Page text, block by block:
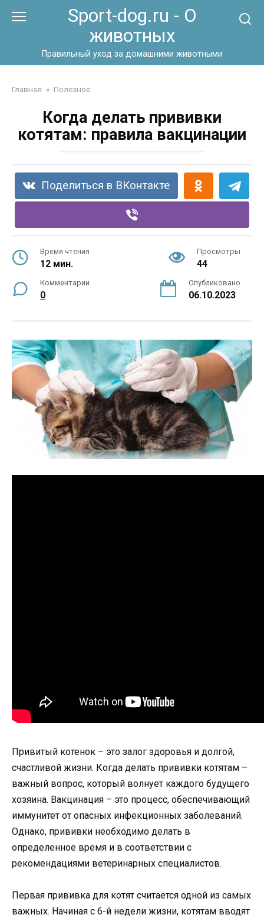
Sport-dog.ru - О
животных
Правильный уход за домашними животными
Главная » Полезное
Когда делать прививки
котятам: правила вакцинации
Поделиться в ВКонтакте
Время чтения
12 мин.
Просмотры
44
Комментарии
0
Опубликовано
06.10.2023
Привитый котенок – это залог здоровья и долгой,
счастливой жизни. Когда делать прививки котятам –
важный вопрос, который волнует каждого будущего
хозяина. Вакцинация – это процесс, обеспечивающий
иммунитет от опасных инфекционных заболеваний.
Однако, прививки необходимо делать в
определенное время и в соответствии с
рекомендациями ветеринарных специалистов.
Первая прививка для котят считается одной из самых
важных. Начиная с 6-й недели жизни, котятам вводят